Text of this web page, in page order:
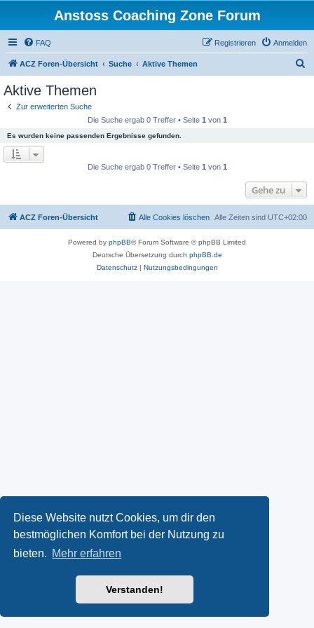
Diese Website nutzt Cookies, um dir den
bestmöglichen Komfort bei der Nutzung zu
bieten. Mehr erfahren
Verstanden!
Anstoss Coaching Zone Forum
FAQ Anmelden
Registrieren
ACZ Foren-Übersicht Suche Aktive Themen
Aktive Themen
Zur erweiterten Suche
Die Suche ergab 0 Treffer • Seite 1 von 1
Es wurden keine passenden Ergebnisse gefunden.
Die Suche ergab 0 Treffer • Seite 1 von 1
Gehe zu
ACZ Foren-Übersicht Alle Zeiten sind UTC+02:00
Alle Cookies löschen
Powered by phpBB® Forum Software © phpBB Limited
Deutsche Übersetzung durch phpBB.de
Datenschutz| Nutzungsbedingungen